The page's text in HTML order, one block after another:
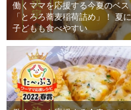
働くママを応援する今夏のベ
「とろろ蕎麦稲荷詰め」！ 夏
子どもも食べやすい